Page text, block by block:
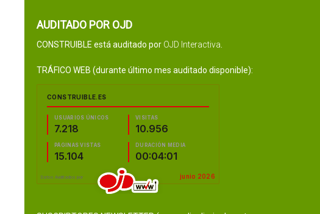
AUDITADO POR OJD
CONSTRUIBLE está auditado por OJD Interactiva
TRÁFICO WEB (durante último mes auditado disponible):